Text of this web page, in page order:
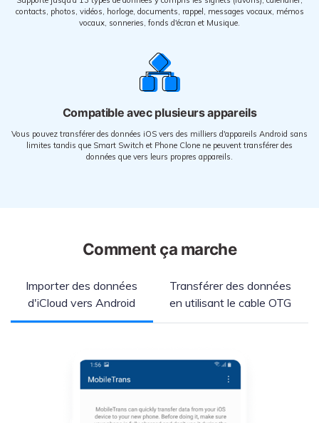
contacts, photos, vidéos, horloge, documents, rappel, messages vocaux, mémos
vocaux, sonneries, fonds d'écran et Musique.
Compatible avec plusieurs appareils
Vous pouvez transférer des données iOS vers des milliers d'appareils Android sans
limites tandis que Smart Switch et Phone Clone ne peuvent transférer des
données que vers leurs propres appareils.
Comment ça marche
Importer des données
d'iCloud vers Android
Transférer des données
en utilisant le cable OTG